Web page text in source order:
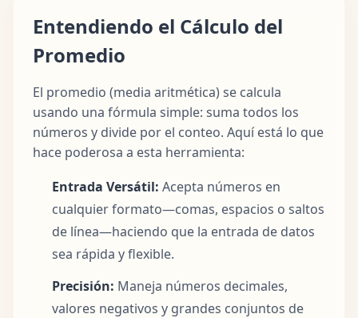
Entendiendo el Cálculo del
Promedio
El promedio (media aritmética) se calcula
usando una fórmula simple: suma todos los
números y divide por el conteo. Aquí está lo que
hace poderosa a esta herramienta:
Entrada Versátil: Acepta números en
cualquier formato—comas, espacios o saltos
de línea—haciendo que la entrada de datos
sea rápida y flexible.
Precisión: Maneja números decimales,
valores negativos y grandes conjuntos de